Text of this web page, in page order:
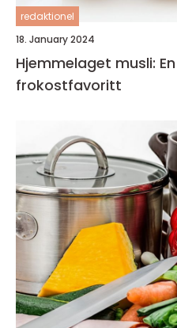
redaktionel
18. January 2024
Hjemmelaget musli:
frokostfavoritt